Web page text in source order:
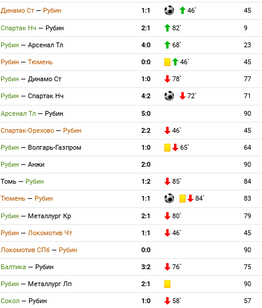
Динамо Ст — Рубин 1:1 46` 45
Спартак Нч — Рубин 2:1 82` 9
Рубин — Арсенал Тл 4:0 68` 23
Рубин — Тюмень 0:0 46` 45
Рубин — Динамо Ст 1:0 78` 77
Рубин — Спартак Нч 4:2 72` 71
Арсенал Тл — Рубин 5:0 90
Спартак-Орехово — Рубин 2:2 46` 45
Рубин — Волгарь-Газпром 1:0 65` 64
Рубин — Анжи 2:0 90
Томь — Рубин 1:2 85` 84
Тюмень — Рубин 1:1 84` 83
Рубин — Металлург Кр 2:1 80` 79
Рубин — Локомотив Чт 1:1 46` 45
Локомотив СПб — Рубин 0:0 90
Балтика — Рубин 3:2 76` 75
Рубин — Металлург Лп 2:1 90
Сокол — Рубин 1:0 58` 57